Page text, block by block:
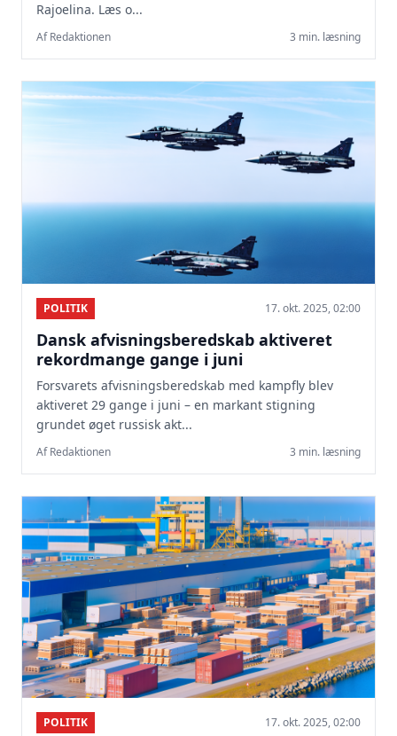
Rajoelina. Læs o...
Af Redaktionen 3 min. læsning
POLITIK 17. okt. 2025, 02:00
Dansk afvisningsberedskab aktiveret
rekordmange gange i juni
Forsvarets afvisningsberedskab med kampfly blev
aktiveret 29 gange i juni – en markant stigning
grundet øget russisk akt...
Af Redaktionen 3 min. læsning
POLITIK 17. okt. 2025, 02:00